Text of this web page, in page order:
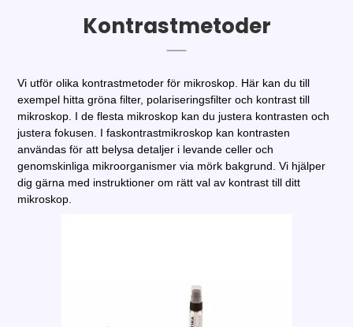
Kontrastmetoder
Vi utför olika kontrastmetoder för mikroskop. Här kan du till
exempel hitta gröna filter, polariseringsfilter och kontrast till
mikroskop. I de flesta mikroskop kan du justera kontrasten och
justera fokusen. I faskontrastmikroskop kan kontrasten
användas för att belysa detaljer i levande celler och
genomskinliga mikroorganismer via mörk bakgrund. Vi hjälper
dig gärna med instruktioner om rätt val av kontrast till ditt
mikroskop.